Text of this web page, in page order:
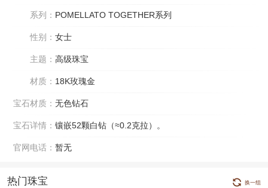
系列： POMELLATO TOGETHER系列
性别： 女士
主题： 高级珠宝
材质： 18K玫瑰金
宝石材质： 无色钻石
宝石详情： 镶嵌52颗白钻（≈0.2克拉）。
官网电话： 暂无
热门珠宝 换一组